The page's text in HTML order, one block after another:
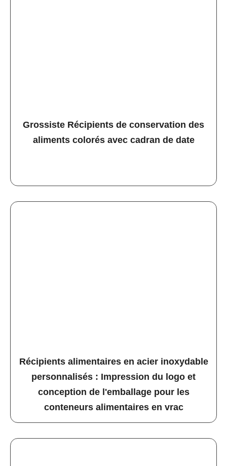
Grossiste Récipients de conservation des
aliments colorés avec cadran de date
Récipients alimentaires en acier inoxydable
personnalisés : Impression du logo et
conception de l'emballage pour les
conteneurs alimentaires en vrac